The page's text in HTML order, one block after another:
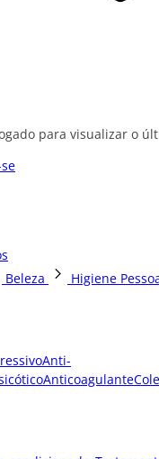
para visualizar o
Beleza Higiene
Anti-
Anticoagulante